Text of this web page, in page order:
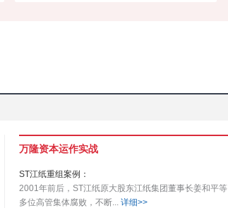
万隆资本运作实战
ST江纸重组案例：
2001年前后，ST江纸原大股东江纸集团董事长姜和平等
多位高管集体腐败，不断... 详细>>